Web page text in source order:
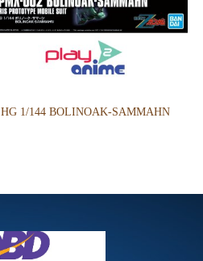
HG 1/144 BOLINOAK-SAMMAHN